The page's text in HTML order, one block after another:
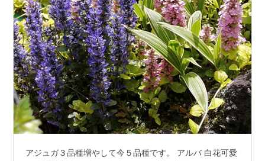
アジュガ３品種増やして今５品種です。 アルバ 白花可愛